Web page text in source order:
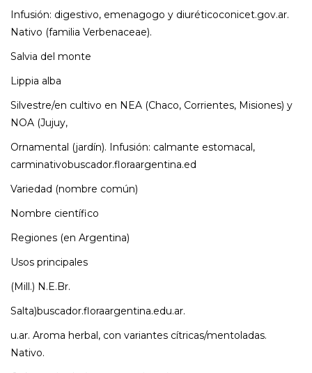
Infusión: digestivo, emenagogo y diuréticoconicet.gov.ar.
Nativo (familia Verbenaceae).
Salvia del monte
Lippia alba
Silvestre/en cultivo en NEA (Chaco, Corrientes, Misiones) y
NOA (Jujuy,
Ornamental (jardín). Infusión: calmante estomacal,
carminativobuscador.floraargentina.ed
Variedad (nombre común)
Nombre científico
Regiones (en Argentina)
Usos principales
(Mill.) N.E.Br.
Salta)buscador.floraargentina.edu.ar.
u.ar. Aroma herbal, con variantes cítricas/mentoladas.
Nativo.